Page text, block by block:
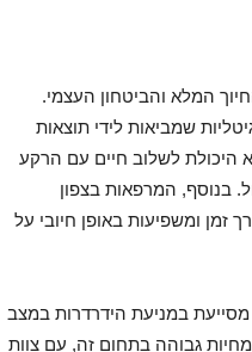
המלא והביטחון העצמי.
שמביאות לידי תוצאות
היכולת לשלוב חיים עם הרקע
בנוסף, המרפאות בצפון
זמן ומשפיעות באופן חיובי על
במניעת הידרדרות במצב
גבוהה בתחום זה, עם צוות